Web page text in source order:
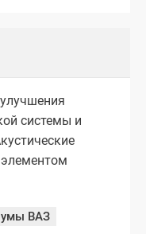
системы и
ВАЗ